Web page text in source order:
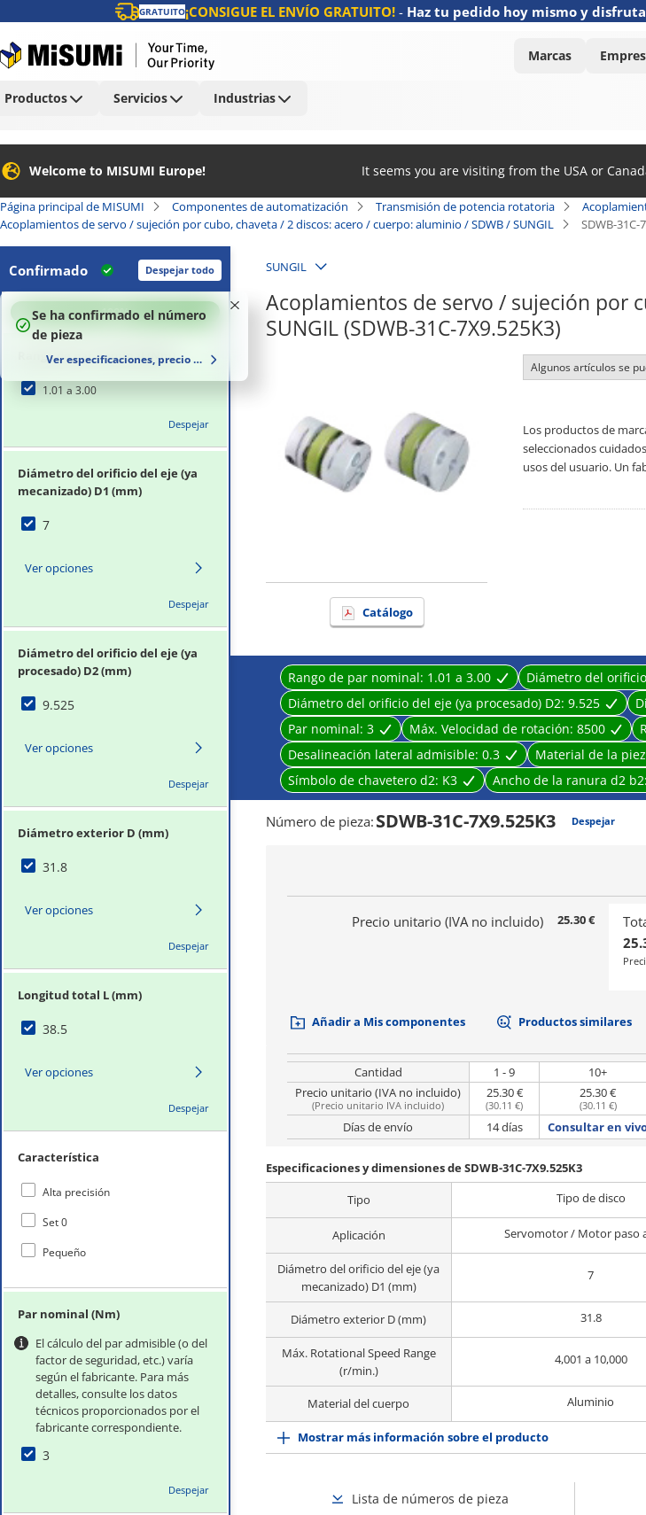
GRATUITO¡CONSIGUE EL ENVÍO GRATUITO!- Haz tu pedido hoy mismo y
Marcas
Productos Servicios Industrias
Welcome to MISUMI Europe! It seems you are visiting from the USA or
Página principal de MISUMI Componentes de automatización Transmisión de potencia rotatoria
Acoplamientos de servo / sujeción por cubo, chaveta / 2 discos: acero / cuerpo: aluminio / SDWB / SUNGIL
SDWB-31C-
Confirmado Despejar todo
100%
Se ha confirmado el número
de pieza
Ver especificaciones, precio y plazo de entrega
Rango de par nominal (Nm)
1.01 a 3.00
Despejar
Diámetro del orificio del eje (ya
mecanizado) D1 (mm)
7
Ver opciones
Despejar
Diámetro del orificio del eje (ya
procesado) D2 (mm)
9.525
Ver opciones
Despejar
Diámetro exterior D (mm)
31.8
Ver opciones
Despejar
Longitud total L (mm)
38.5
Ver opciones
Despejar
Característica
Alta precisión
Set 0
Pequeño
Par nominal (Nm)
El cálculo del par admisible (o del
factor de seguridad, etc.) varía
según el fabricante. Para más
detalles, consulte los datos
técnicos proporcionados por el
fabricante correspondiente.
3
Despejar
SUNGIL
Acoplamientos de servo / sujeción por
SUNGIL (SDWB-31C-7X9.525K3)
Catálogo
Algunos artículos se
Los productos de
seleccionados
usos del usuario. Un
Rango de par nominal: 1.01 a 3.00 Diámetro del
Diámetro del orificio del eje (ya procesado) D2: 9.525
Par nominal: 3 Máx. Velocidad de rotación: 8500
Desalineación lateral admisible: 0.3 Material de la
Símbolo de chavetero d2: K3 Ancho de la ranura d2 b2:
Número de pieza: SDWB-31C-7X9.525K3 Despejar
Precio unitario (IVA no incluido) 25.30 €
Añadir a Mis componentes Productos similares
Cantidad 1 - 9
10+
Precio unitario (IVA no incluido)
(Precio unitario IVA incluido)
25.30 €
(30.11 €)
25.30 €
(30.11 €)
Días de envío 14 días Consultar en
Especificaciones y dimensiones de SDWB-31C-7X9.525K3
Tipo
Tipo de disco
Aplicación Servomotor / Motor paso
Diámetro del orificio del eje (ya
mecanizado) D1 (mm)
7
Diámetro exterior D (mm) 31.8
Máx. Rotational Speed Range
(r/min.)
4,001 a 10,000
Material del cuerpo Aluminio
Mostrar más información sobre el producto
Lista de números de pieza